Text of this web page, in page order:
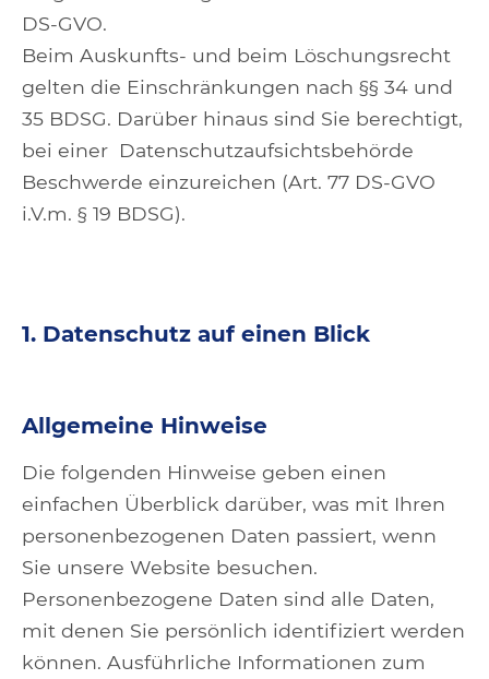
DS-GVO.
Beim Auskunfts- und beim Löschungsrecht
gelten die Einschränkungen nach §§ 34 und
35 BDSG. Darüber hinaus sind Sie berechtigt,
bei einer Datenschutzaufsichtsbehörde
Beschwerde einzureichen (Art. 77 DS-GVO
i.V.m. § 19 BDSG).
1. Datenschutz auf einen Blick
Allgemeine Hinweise
Die folgenden Hinweise geben einen
einfachen Überblick darüber, was mit Ihren
personenbezogenen Daten passiert, wenn
Sie unsere Website besuchen.
Personenbezogene Daten sind alle Daten,
mit denen Sie persönlich identifiziert werden
können. Ausführliche Informationen zum